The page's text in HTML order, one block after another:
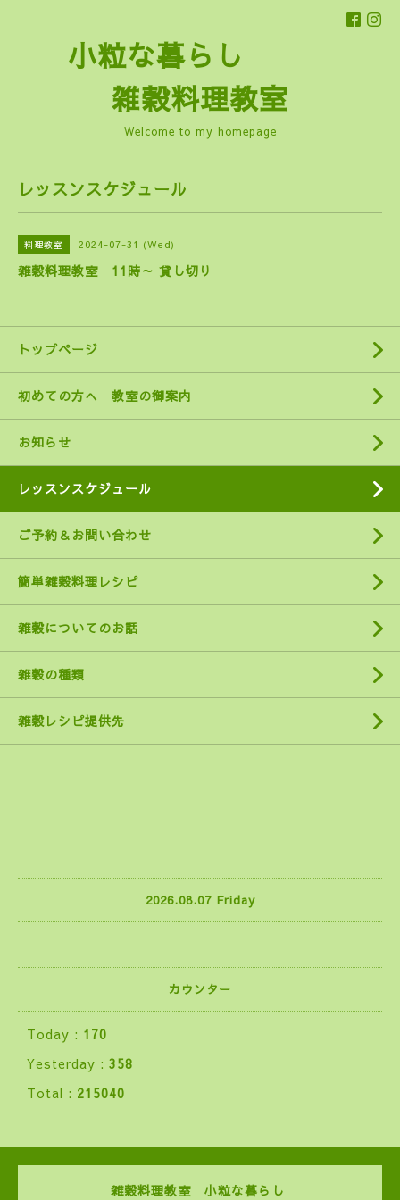
小粒な暮らし
雑穀料理教室
Welcome to my homepage
レッスンスケジュール
料理教室 2024-07-31 (Wed)
雑穀料理教室 11時～ 貸し切り
トップページ
初めての方へ 教室の御案内
お知らせ
レッスンスケジュール
ご予約＆お問い合わせ
簡単雑穀料理レシピ
雑穀についてのお話
雑穀の種類
雑穀レシピ提供先
2026.08.07 Friday
カウンター
Today : 170
Yesterday : 358
Total : 215040
雑穀料理教室 小粒な暮らし